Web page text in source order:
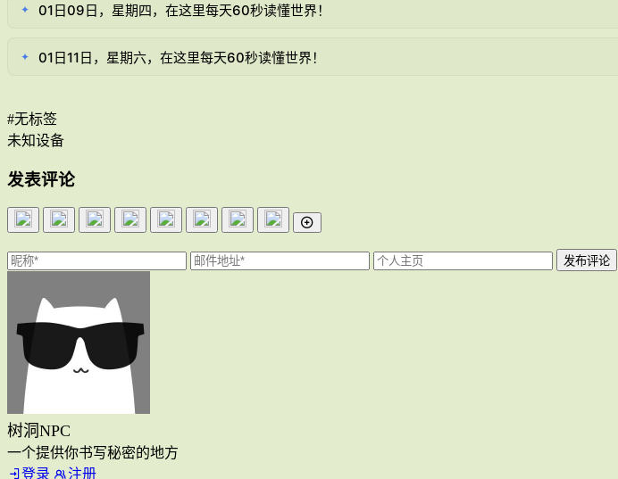
✦ 01日09日，星期四，在这里每天60秒读懂世界！
✦ 01日11日，星期六，在这里每天60秒读懂世界！
#无标签
未知设备
发表评论
树洞NPC
一个提供你书写秘密的地方
登录
注册